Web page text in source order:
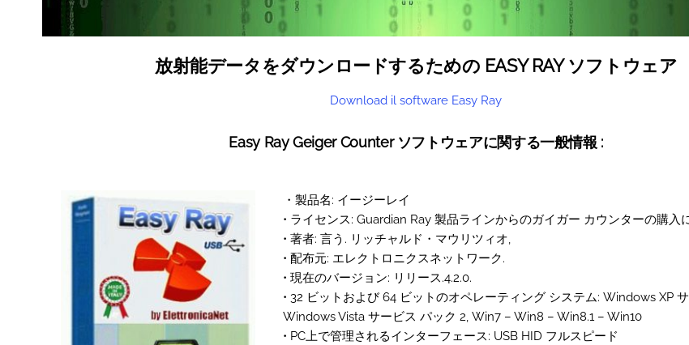
放射能データをダウンロードするための EASY RAY ソフトウェア
Download il software Easy Ray
Easy Ray Geiger Counter ソフトウェアに関する一般情報 :
・製品名: イージーレイ
• ライセンス: Guardian Ray 製品ラインからのガイガー カウンターの購入
• 著者: 言う. リッチャルド・マウリツィオ,
• 配布元: エレクトロニクスネットワーク.
• 現在のバージョン: リリース.4.2.0.
• 32 ビットおよび 64 ビットのオペレーティング システム: Windows XP
Windows Vista サービス パック 2, Win7 – Win8 – Win8.1 – Win10
• PC上で管理されるインターフェース: USB HID フルスピード